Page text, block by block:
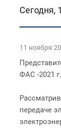
Сегодня,
11 ноября
ФАС -2021
передаче